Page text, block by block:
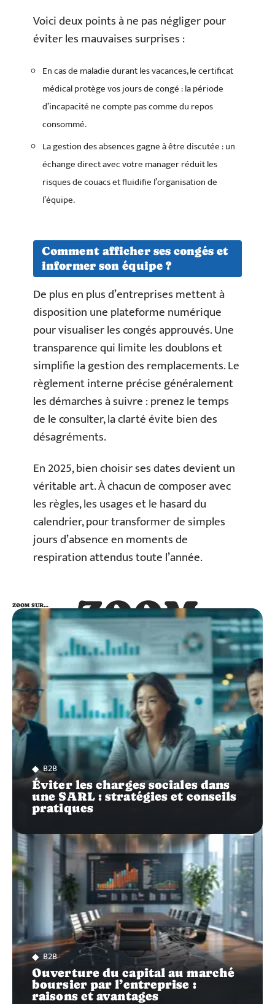
Voici deux points à ne pas négliger pour
éviter les mauvaises surprises :
En cas de maladie durant les vacances, le certificat
médical protège vos jours de congé : la période
d’incapacité ne compte pas comme du repos
consommé.
La gestion des absences gagne à être discutée : un
échange direct avec votre manager réduit les
risques de couacs et fluidifie l’organisation de
l’équipe.
Comment afficher ses congés et
informer son équipe ?
De plus en plus d’entreprises mettent à
disposition une plateforme numérique
pour visualiser les congés approuvés. Une
transparence qui limite les doublons et
simplifie la gestion des remplacements. Le
règlement interne précise généralement
les démarches à suivre : prenez le temps
de le consulter, la clarté évite bien des
désagréments.
En 2025, bien choisir ses dates devient un
véritable art. À chacun de composer avec
les règles, les usages et le hasard du
calendrier, pour transformer de simples
jours d’absence en moments de
respiration attendus toute l’année.
ZOOM
SUR…
ZOOM SUR…
B2B
Éviter les charges sociales dans
une SARL : stratégies et conseils
pratiques
B2B
Ouverture du capital au marché
boursier par l’entreprise :
raisons et avantages